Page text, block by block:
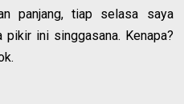
panjang, tiap selasa saya
ini singgasana. Kenapa?